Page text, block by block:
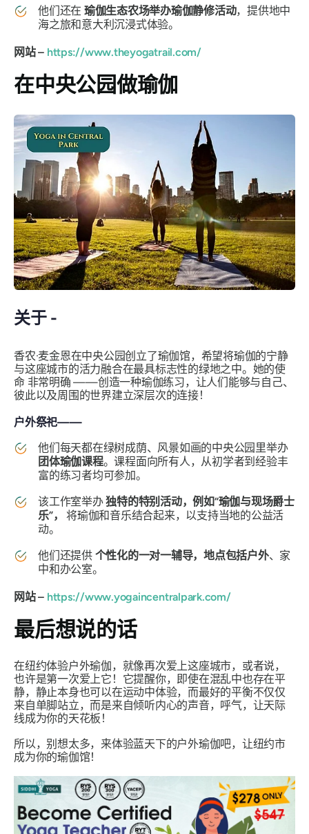
他们还在 瑜伽生态农场举办瑜伽静修活动，提供地中
海之旅和意大利沉浸式体验。
网站 – https://www.theyogatrail.com/
在中央公园做瑜伽
关于 -
香农·麦金恩在中央公园创立了瑜伽馆，希望将瑜伽的宁静
与这座城市的活力融合在最具标志性的绿地之中。她的使
命 非常明确 ——创造一种瑜伽练习，让人们能够与自己、
彼此以及周围的世界建立深层次的连接！
户外祭祀——
他们每天都在绿树成荫、风景如画的中央公园里举办
团体瑜伽课程。课程面向所有人，从初学者到经验丰
富的练习者均可参加。
该工作室举办独特的特别活动，例如“瑜伽与现场爵士
乐”，
将瑜伽和音乐结合起来，以支持当地的公益活
动。
他们还提供 个性化的一对一辅导，地点包括户外、家
中和办公室。
网站 – https://www.yogaincentralpark.com/
最后想说的话
在纽约体验户外瑜伽，就像再次爱上这座城市，或者说，
也许是第一次爱上它！它提醒你，即使在混乱中也存在平
静，静止本身也可以在运动中体验，而最好的平衡不仅仅
来自单脚站立，而是来自倾听内心的声音，呼气，让天际
线成为你的天花板！
所以，别想太多，来体验蓝天下的户外瑜伽吧，让纽约市
成为你的瑜伽馆！